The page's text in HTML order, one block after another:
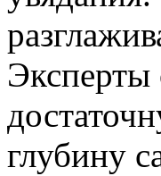
Эксперты
глубину